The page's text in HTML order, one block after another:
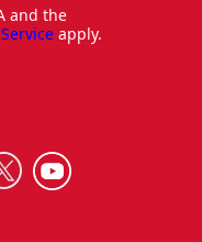
and the
apply.